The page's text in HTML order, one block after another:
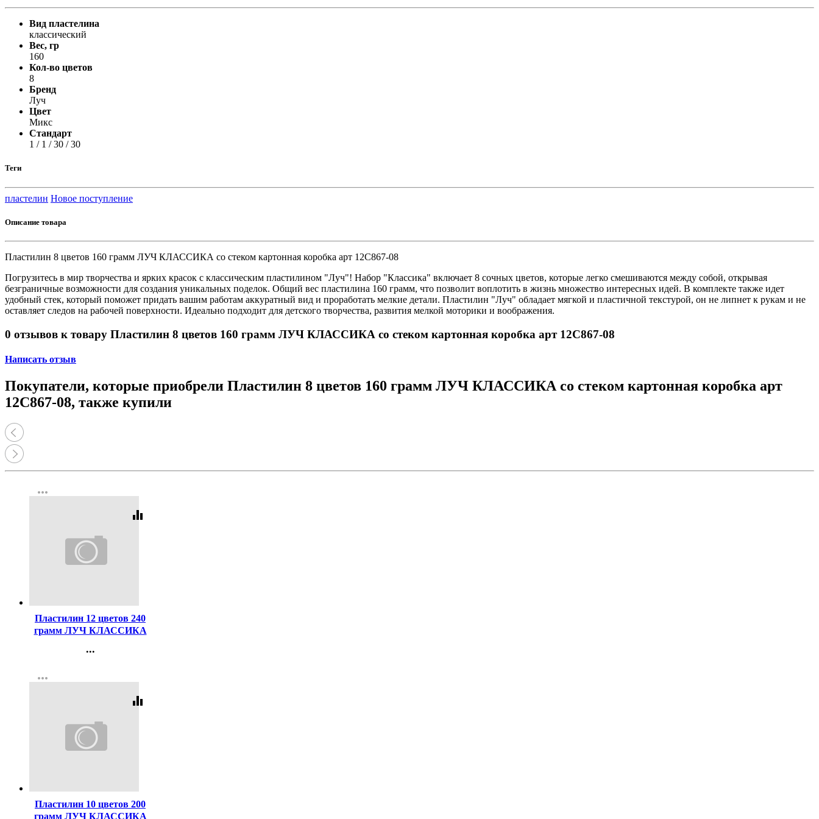
Вид пластелина
классический
Вес, гр
160
Кол-во цветов
8
Бренд
Луч
Цвет
Микс
Стандарт
1 / 1 / 30 / 30
Теги
пластелин Новое поступление
Описание товара
Пластилин 8 цветов 160 грамм ЛУЧ КЛАССИКА со стеком картонная коробка арт 12С867-08
Погрузитесь в мир творчества и ярких красок с классическим пластилином "Луч"! Набор "Классика" включает 8 сочных цветов, которые легко смешиваются между собой, открывая
безграничные возможности для создания уникальных поделок. Общий вес пластилина 160 грамм, что позволит воплотить в жизнь множество интересных идей. В комплекте также идет
удобный стек, который поможет придать вашим работам аккуратный вид и проработать мелкие детали. Пластилин "Луч" обладает мягкой и пластичной текстурой, он не липнет к рукам и не
оставляет следов на рабочей поверхности. Идеально подходит для детского творчества, развития мелкой моторики и воображения.
0 отзывов к товару Пластилин 8 цветов 160 грамм ЛУЧ КЛАССИКА со стеком картонная коробка арт 12С867-08
Написать отзыв
Покупатели, которые приобрели Пластилин 8 цветов 160 грамм ЛУЧ КЛАССИКА со стеком картонная коробка арт
12С867-08, также купили
more_horiz
equalizer
Пластилин 12 цветов 240
грамм ЛУЧ КЛАССИКА
коробка арт 7С331-08
...
Регистрация
more_horiz
equalizer
Пластилин 10 цветов 200
грамм ЛУЧ КЛАССИКА